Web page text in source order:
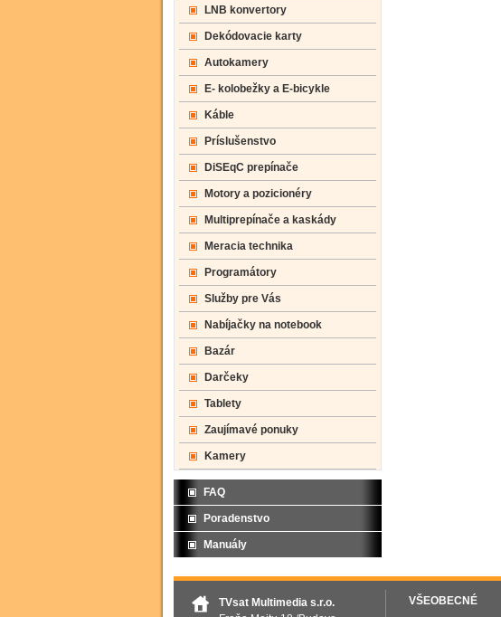
LNB konvertory
Dekódovacie karty
Autokamery
E- kolobežky a E-bicykle
Káble
Príslušenstvo
DiSEqC prepínače
Motory a pozicionéry
Multiprepínače a kaskády
Meracia technika
Programátory
Služby pre Vás
Nabíjačky na notebook
Bazár
Darčeky
Tablety
Zaujímavé ponuky
Kamery
FAQ
Poradenstvo
Manuály
TVsat Multimedia s.r.o.
VŠEOBECNÉ